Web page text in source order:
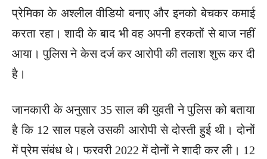
प्रेमिका के अश्लील वीडियो बनाए और इनको बेचकर कमाई
करता रहा। शादी के बाद भी वह अपनी हरकतों से बाज नहीं
आया। पुलिस ने केस दर्ज कर आरोपी की तलाश शुरू कर दी
है।
जानकारी के अनुसार 35 साल की युवती ने पुलिस को बताया
है कि 12 साल पहले उसकी आरोपी से दोस्ती हुई थी। दोनों
में प्रेम संबंध थे। फरवरी 2022 में दोनों ने शादी कर ली। 12